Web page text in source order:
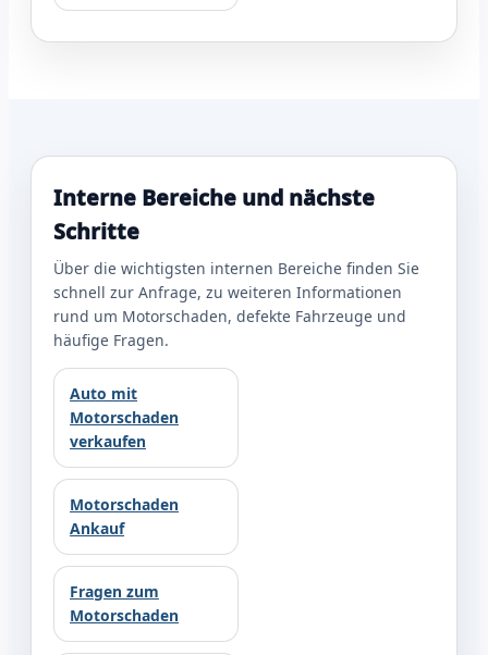
Interne Bereiche und nächste
Schritte
Über die wichtigsten internen Bereiche finden Sie
schnell zur Anfrage, zu weiteren Informationen
rund um Motorschaden, defekte Fahrzeuge und
häufige Fragen.
Auto mit
Motorschaden
verkaufen
Motorschaden
Ankauf
Fragen zum
Motorschaden